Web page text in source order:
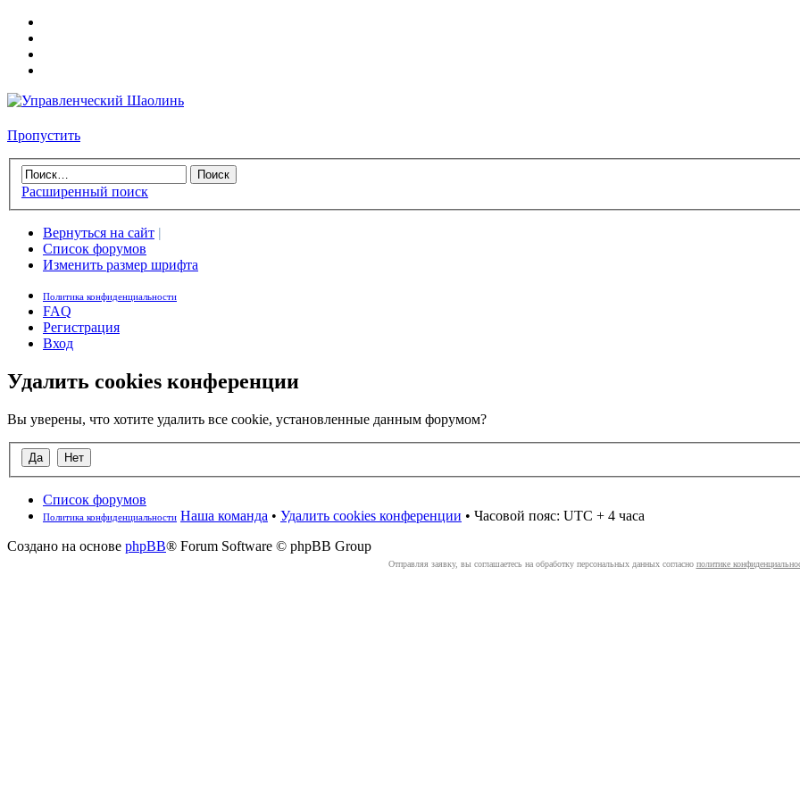
Пропустить
Расширенный поиск
Вернуться на сайт |
Список форумов
Изменить размер шрифта
Политика конфиденциальности
FAQ
Регистрация
Вход
Удалить cookies конференции
Вы уверены, что хотите удалить все cookie, установленные данным форумом?
Список форумов
Политика конфиденциальности Наша команда • Удалить cookies конференции • Часовой пояс: UTC + 4 часа
Создано на основе phpBB® Forum Software © phpBB Group
Отправляя заявку, вы соглашаетесь на обработку персональных данных согласно политике